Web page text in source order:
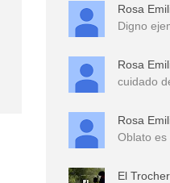
Rosa
Digno
Rosa
cuidado
Rosa
Oblato es
El